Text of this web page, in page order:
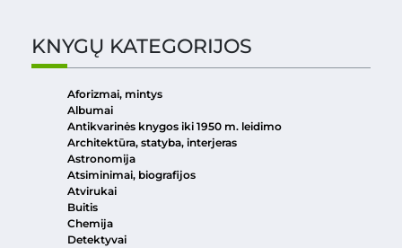
KNYGŲ KATEGORIJOS
Aforizmai, mintys
Albumai
Antikvarinės knygos iki 1950 m. leidimo
Architektūra, statyba, interjeras
Astronomija
Atsiminimai, biografijos
Atvirukai
Buitis
Chemija
Detektyvai